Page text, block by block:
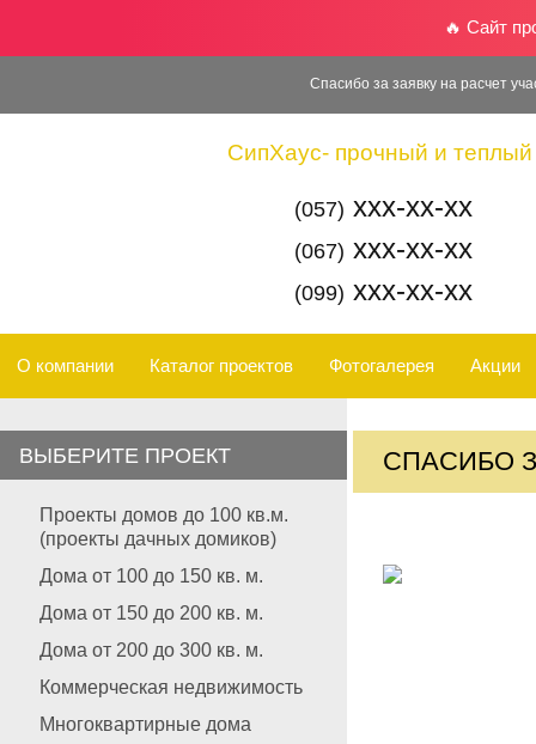
🔥 Сайт
Спасибо за заявку на расчет
СипХаус- прочный и
(057) xxx-xx-xx
(067) xxx-xx-xx
(099) xxx-xx-xx
О компании Каталог проектов Фотогалерея Акции
ВЫБЕРИТЕ ПРОЕКТ
Проекты домов до 100 кв.м.
(проекты дачных домиков)
Дома от 100 до 150 кв. м.
Дома от 150 до 200 кв. м.
Дома от 200 до 300 кв. м.
Коммерческая недвижимость
Многоквартирные дома
СПАСИБО